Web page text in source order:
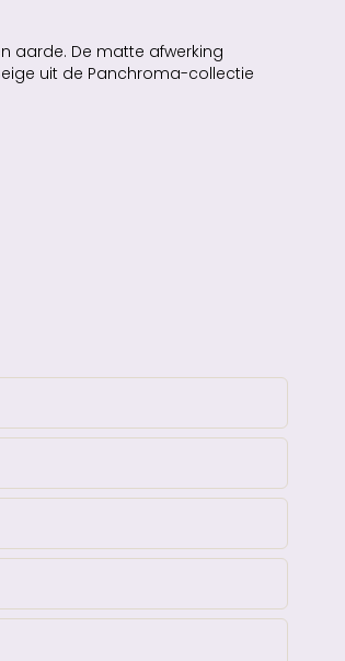
aarde. De matte afwerking
uit de Panchroma-collectie